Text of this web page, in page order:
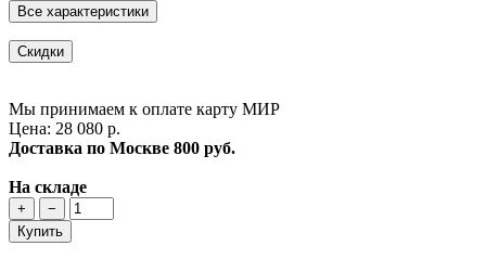
Все характеристики
Скидки
Мы принимаем к оплате карту МИР
Цена: 28 080 р.
Доставка по Москве 800 руб.
На складе
+
−
Купить